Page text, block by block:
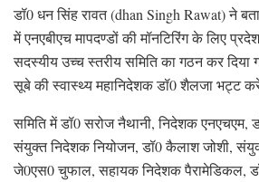
डॉ0 धन सिंह रावत (dhan Singh Rawat) ने
में एनएबीएच मापदण्डों की मॉनटिरिंग के लिए
सदस्यीय उच्च स्तरीय समिति का गठन कर दिया
सूबे की स्वास्थ्य महानिदेशक डॉ0 शैलजा भट्ट
समिति में डॉ0 सरोज नैथानी, निदेशक एनएचएम,
संयुक्त निदेशक नियोजन, डॉ0 कैलाश जोशी,
जे0एस0 चुफाल, सहायक निदेशक पैरामेडिकल,